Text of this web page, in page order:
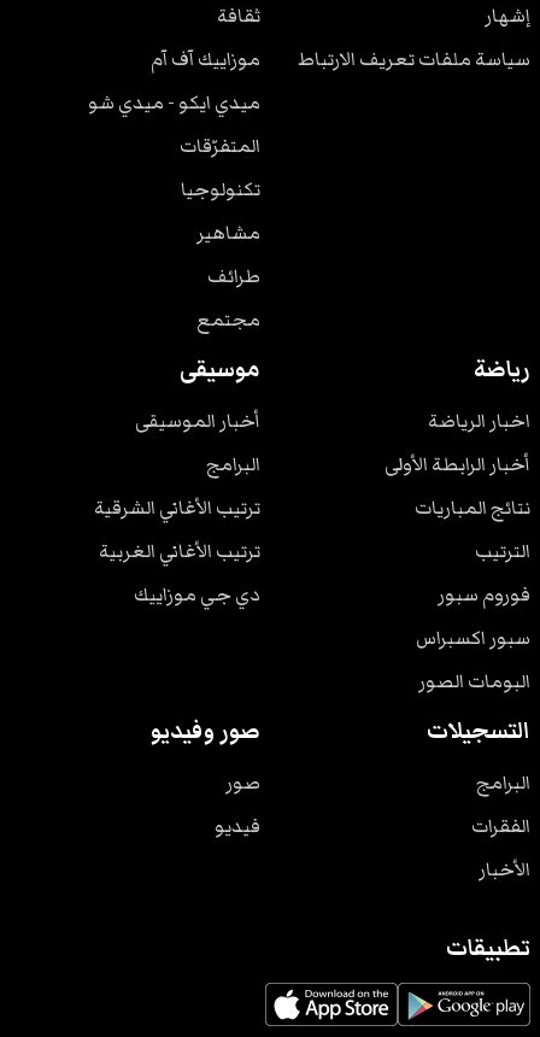
إشهار
سياسة ملفات تعريف الارتباط
ثقافة
موزاييك آف آم
ميدي ايكو - ميدي شو
المتفرّقات
تكنولوجيا
مشاهير
طرائف
مجتمع
رياضة
اخبار الرياضة
أخبار الرابطة الأولى
نتائج المباريات
الترتيب
فوروم سبور
سبور اكسبراس
البومات الصور
موسيقى
أخبار الموسيقى
البرامج
ترتيب الأغاني الشرقية
ترتيب الأغاني الغربية
دي جي موزاييك
التسجيلات
البرامج
الفقرات
الأخبار
صور وفيديو
صور
فيديو
تطبيقات